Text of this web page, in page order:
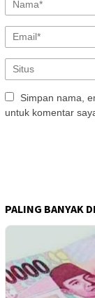
Simpan nama,
untuk komentar
PALING BANYAK